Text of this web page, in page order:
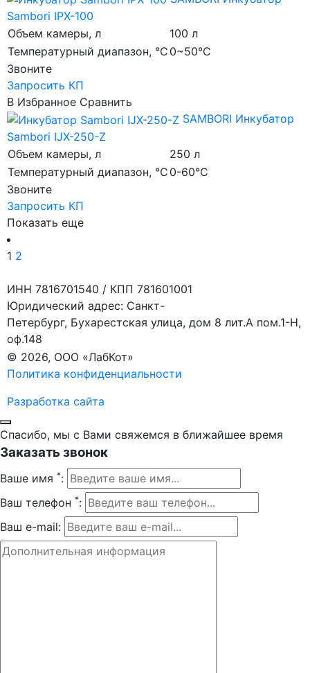
Sambori IPX-100
Объем камеры, л
100 л
Температурный диапазон, °C 0~50°C
Звоните
Запросить КП
В Избранное Сравнить
SAMBORI Инкубатор
Sambori IJX-250-Z
Объем камеры, л
250 л
Температурный диапазон, °C 0-60°C
Звоните
Запросить КП
Показать еще
1 2
ИНН 7816701540 / КПП 781601001
Юридический адрес: Санкт-
Петербург, Бухарестская улица, дом 8 лит.А пом.1-Н,
оф.148
© 2026, ООО «ЛабКот»
Политика конфиденциальности
Разработка сайта
Спасибо, мы с Вами свяжемся в ближайшее время
Заказать звонок
Ваше имя *:
Ваш телефон *:
Ваш e-mail: